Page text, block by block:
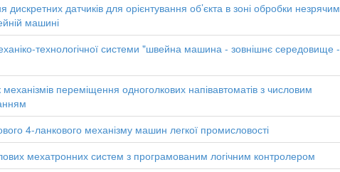
дискретних датчиків для орієнтування об’єкта в зоні обробки незрячим
машині
технологічної системи "швейна машина - зовнішнє середовище -
механізмів переміщення одноголкових напівавтоматів з числовим
4-ланкового механізму машин легкої промисловості
мехатронних систем з програмованим логічним контролером